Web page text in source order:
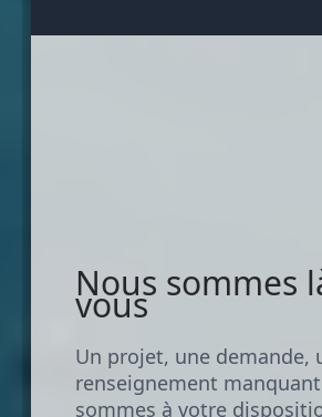
Nous sommes
vous
Un projet, une demande,
renseignement
sommes à votre